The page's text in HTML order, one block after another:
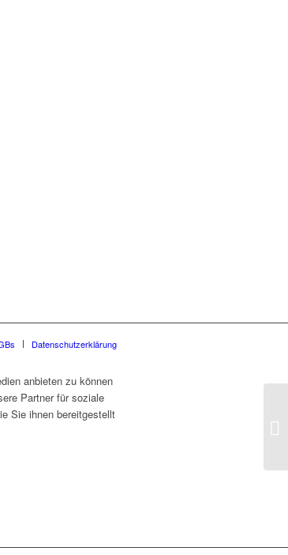
Datenschutzerklärung
anbieten zu können
Partner für soziale
Sie ihnen bereitgestellt